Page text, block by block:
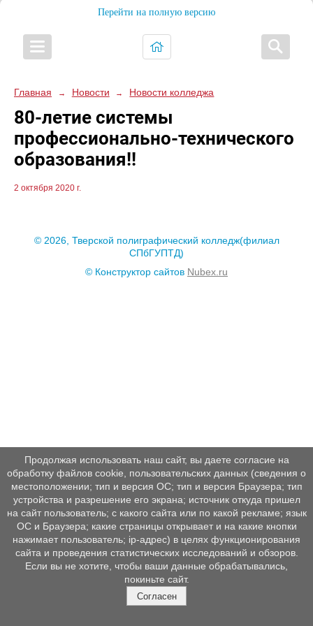
Перейти на полную версию
Главная → Новости → Новости колледжа
80-летие системы
профессионально-технического
образования!!
2 октября 2020 г.
© 2026, Тверской полиграфический колледж(филиал
СПбГУПТД)
© Конструктор сайтов Nubex.ru
Продолжая использовать наш сайт, вы даете согласие на
обработку файлов cookie, пользовательских данных (сведения о
местоположении; тип и версия ОС; тип и версия Браузера; тип
устройства и разрешение его экрана; источник откуда пришел
на сайт пользователь; с какого сайта или по какой рекламе; язык
ОС и Браузера; какие страницы открывает и на какие кнопки
нажимает пользователь; ip-адрес) в целях функционирования
сайта и проведения статистических исследований и обзоров.
Если вы не хотите, чтобы ваши данные обрабатывались,
покиньте сайт.
Согласен